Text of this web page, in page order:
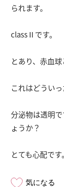
られます。
classⅡです。
とあり、赤血
これはどうい
分泌物は透明
ょうか？
とても心配です。
気になる